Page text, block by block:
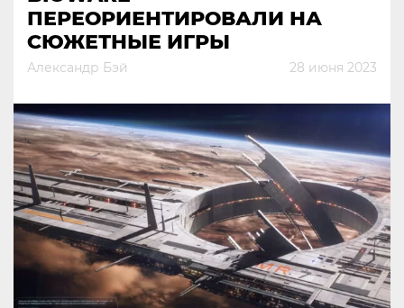
ПЕРЕОРИЕНТИРОВАЛИ НА
СЮЖЕТНЫЕ ИГРЫ
Александр Бэй 28 июня 2023